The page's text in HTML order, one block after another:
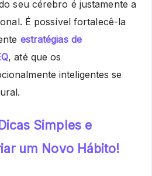
seu cérebro é justamente a
É possível fortalecê-la
estratégias de
, até que os
inteligentes se
Simples e
um Novo Hábito!